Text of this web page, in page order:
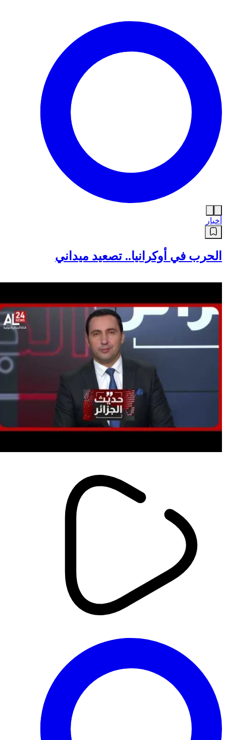
أخبار
الحرب في أوكرانيا.. تصعيد ميداني